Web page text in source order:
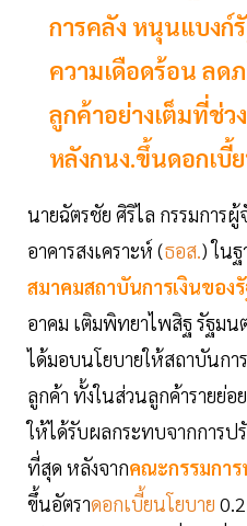
การคลัง หนุนแบงก์
ความเดือดร้อน ลด
ลูกค้าอย่างเต็มที่ช่ว
หลังกนง.ขึ้นดอกเบี้
นายฉัตรชัย ศิริไล กรรมการผู้
อาคารสงเคราะห์ (ธอส.) ใน
สมาคมสถาบันการเงินของ
อาคม เติมพิทยาไพสิฐ รัฐมน
ได้มอบนโยบายให้สถาบันกา
ลูกค้า ทั้งในส่วนลูกค้ารายย่อ
ให้ได้รับผลกระทบจากการป
ที่สุด หลังจากคณะกรรมการ
ขึ้นอัตราดอกเบี้ยนโยบาย